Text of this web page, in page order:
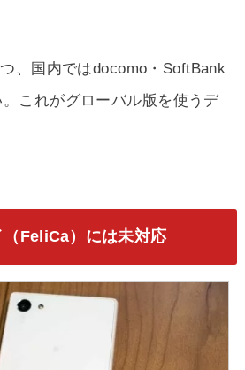
、国内ではdocomo・SoftBank
これがグローバル版を使うデ
FeliCa）には未対応